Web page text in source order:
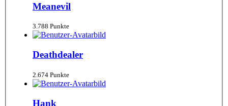
Meanevil
3.788 Punkte
Deathdealer
2.674 Punkte
Hank